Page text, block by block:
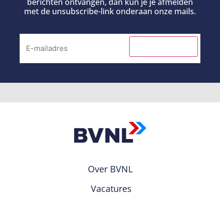
met de unsubscribe-link onderaan onze mails.
Over BVNL
Vacatures